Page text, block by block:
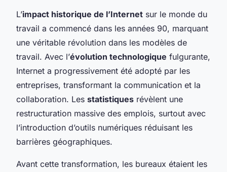
L’impact historique de l’Internet sur le monde du
travail a commencé dans les années 90, marquant
une véritable révolution dans les modèles de
travail. Avec l’évolution technologique fulgurante,
Internet a progressivement été adopté par les
entreprises, transformant la communication et la
collaboration. Les statistiques révèlent une
restructuration massive des emplois, surtout avec
l’introduction d’outils numériques réduisant les
barrières géographiques.
Avant cette transformation, les bureaux étaient les